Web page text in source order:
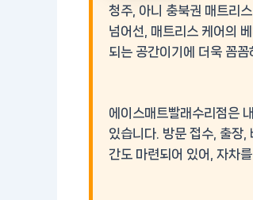
청주, 아니 충북권 매트리
넘어선, 매트리스 케어의
되는 공간이기에 더욱 꼼꼼
에이스매트빨래수리점은
있습니다. 방문 접수, 출장,
간도 마련되어 있어, 자차